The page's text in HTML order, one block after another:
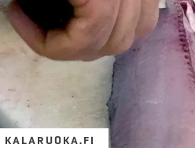
KALARUOKA.FI